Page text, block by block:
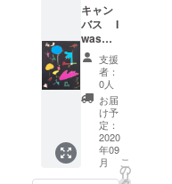
キャン
バス I
was
born
27×21c
まま壁
に掛け
られま
す。
支援
者：
0人
お届
け予
定：
2020
年09
月
こ
の
リ